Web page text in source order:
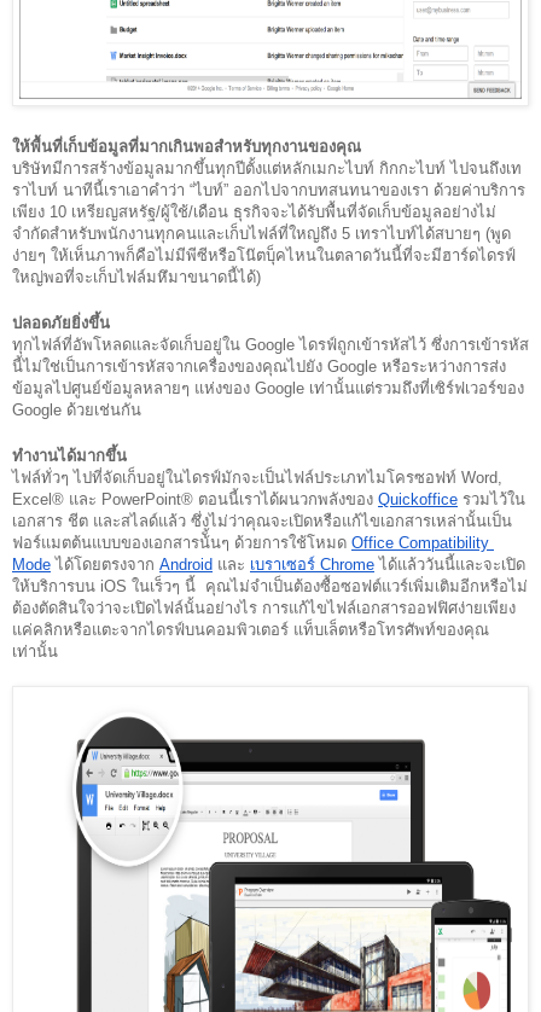
ให้พื้นที่เก็บข้อมูลที่มากเกินพอสำหรับทุกงานของคุณ
บริษัทมีการสร้างข้อมูลมากขึ้นทุกปีตั้งแต่หลักเมกะไบท์ กิกกะไบท์ ไปจนถึงเท
ราไบท์ นาทีนี้เราเอาคำว่า “ไบท์” ออกไปจากบทสนทนาของเรา ด้วยค่าบริการ
เพียง 10 เหรียญสหรัฐ/ผู้ใช้/เดือน ธุรกิจจะได้รับพื้นที่จัดเก็บข้อมูลอย่างไม่
จำกัดสำหรับพนักงานทุกคนและเก็บไฟล์ที่ใหญ่ถึง 5 เทราไบท์ได้สบายๆ (พูด
ง่ายๆ ให้เห็นภาพก็คือไม่มีพีซีหรือโน๊ตบุ็คไหนในตลาดวันนี้ที่จะมีฮาร์ดไดรฟ์
ใหญ่พอที่จะเก็บไฟล์มหึมาขนาดนี้ได้)
ปลอดภัยยิ่งขึ้น
ทุกไฟล์ที่อัพโหลดและจัดเก็บอยู่ใน Google ไดรฟ์ถูกเข้ารหัสไว้ ซึ่งการเข้ารหัส
นี้ไม่ใช่เป็นการเข้ารหัสจากเครื่องของคุณไปยัง Google หรือระหว่างการส่ง
ข้อมูลไปศูนย์ข้อมูลหลายๆ แห่งของ Google เท่านั้นแต่รวมถึงที่เซิร์ฟเวอร์ของ
Google ด้วยเช่นกัน
ทำงานได้มากขึ้น
ไฟล์ทั่วๆ ไปที่จัดเก็บอยู่ในไดรฟ์มักจะเป็นไฟล์ประเภทไมโครซอฟท์ Word,
Excel® และ PowerPoint® ตอนนี้เราได้ผนวกพลังของ Quickoffice รวมไว้ใน
เอกสาร ชีต และสไลด์แล้ว ซึ่งไม่ว่าคุณจะเปิดหรือแก้ไขเอกสารเหล่านั้นเป็น
ฟอร์แมตต้นแบบของเอกสารน้ั้นๆ ด้วยการใช้โหมด Office Compatibility
Mode ได้โดยตรงจาก Android และ เบราเซอร์ Chrome ได้แล้ววันนี้และจะเปิด
ให้บริการบน iOS ในเร็วๆ นี้  คุณไม่จำเป็นต้องซื้อซอฟต์แวร์เพิ่มเติมอีกหรือไม่
ต้องตัดสินใจว่าจะเปิดไฟล์นั้นอย่างไร การแก้ไขไฟล์เอกสารออฟฟิศง่ายเพียง
แค่คลิกหรือแตะจากไดรฟ์บนคอมพิวเตอร์ แท็บเล็ตหรือโทรศัพท์ของคุณ
เท่านั้น